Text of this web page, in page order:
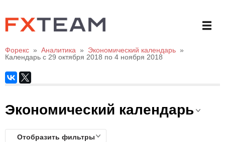
Форекс » Аналитика » Экономический календарь »
Календарь с 29 октября 2018 по 4 ноября 2018
Экономический календарь
Отобразить фильтры